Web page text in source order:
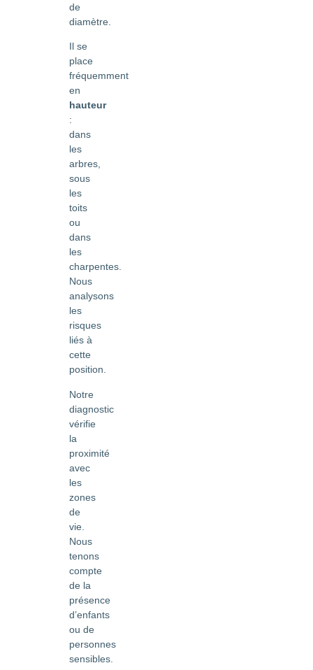
de
diamètre.
Il se
place
fréquemment
en
hauteur
:
dans
les
arbres,
sous
les
toits
ou
dans
les
charpentes.
Nous
analysons
les
risques
liés à
cette
position.
Notre
diagnostic
vérifie
la
proximité
avec
les
zones
de
vie.
Nous
tenons
compte
de la
présence
d’enfants
ou de
personnes
sensibles.